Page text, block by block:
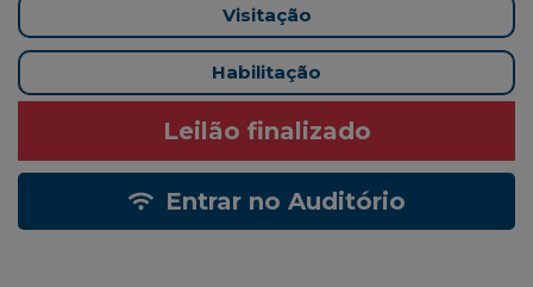
Visitação
Habilitação
Leilão finalizado
Entrar no Auditório